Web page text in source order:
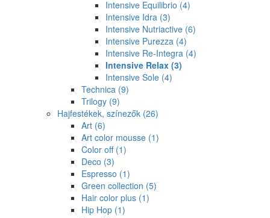
Intensive Equilibrio (4)
Intensive Idra (3)
Intensive Nutriactive (6)
Intensive Purezza (4)
Intensive Re-Integra (4)
Intensive Relax (3)
Intensive Sole (4)
Technica (9)
Trilogy (9)
Hajfestékek, színezők (26)
Art (6)
Art color mousse (1)
Color off (1)
Deco (3)
Espresso (1)
Green collection (5)
Hair color plus (1)
Hip Hop (1)